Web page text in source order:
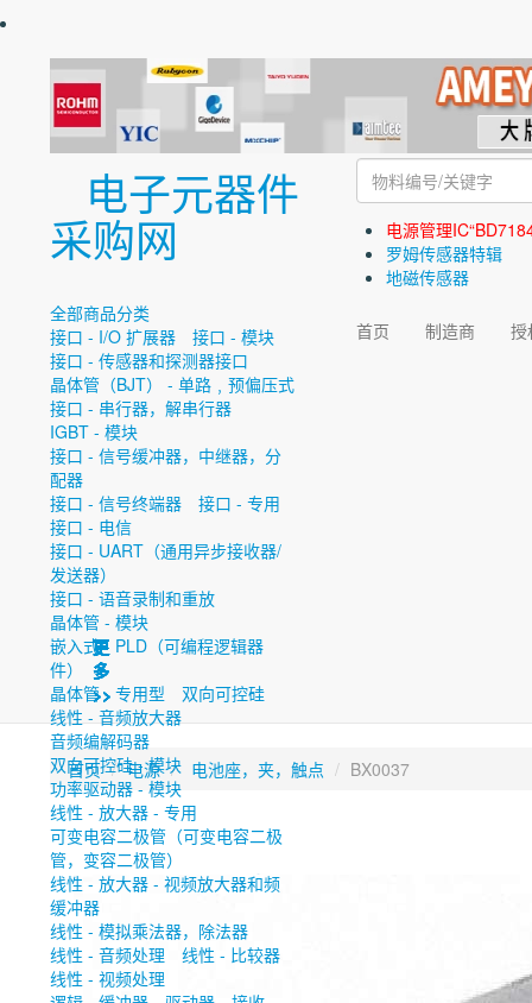
电子元器件
采购网
电源管理
罗姆传感器特辑
地磁传感器
全部商品分类
接口 - I/O 扩展器
接口 - 模块
接口 - 传感器和探测器接口
晶体管（BJT） - 单路﹐预偏压式
接口 - 串行器，解串行器
IGBT - 模块
接口 - 信号缓冲器，中继器，分
配器
接口 - 信号终端器
接口 - 专用
接口 - 电信
接口 - UART（通用异步接收器/
发送器）
接口 - 语音录制和重放
晶体管 - 模块
嵌入式 - PLD（可编程逻辑器
件）
晶体管 - 专用型
双向可控硅
线性 - 音频放大器
音频编解码器
双向可控硅 - 模块
功率驱动器 - 模块
线性 - 放大器 - 专用
可变电容二极管（可变电容二极
管，变容二极管）
线性 - 放大器 - 视频放大器和频
缓冲器
线性 - 模拟乘法器，除法器
线性 - 音频处理
线性 - 比较器
线性 - 视频处理
更
多
>>
更
多
>>
更
多
>>
更
多
>>
更
多
>>
更
多
>>
更
多
>>
首页 制造商 授
首页 电源 电池座，夹，触点 BX0037
BX0037